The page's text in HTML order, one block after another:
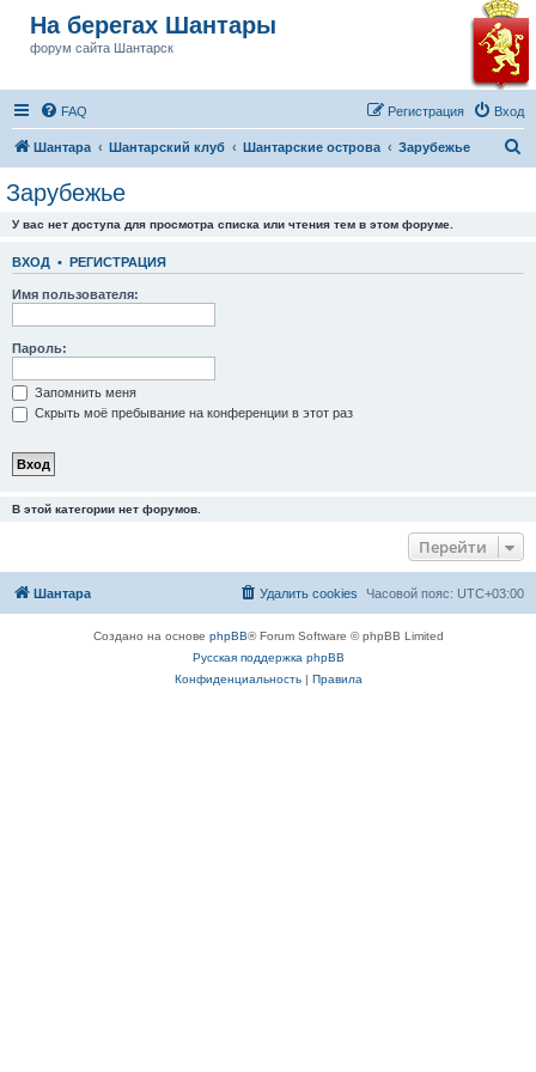
На берегах Шантары
форум сайта Шантарск
FAQ Вход
Регистрация
Шантара Шантарский клуб Шантарские острова Зарубежье
Зарубежье
У вас нет доступа для просмотра списка или чтения тем в этом форуме.
ВХОД • РЕГИСТРАЦИЯ
Имя пользователя:
Пароль:
Запомнить меня
Скрыть моё пребывание на конференции в этот раз
В этой категории нет форумов.
Перейти
Шантара Часовой пояс: UTC+03:00
Удалить cookies
Создано на основе phpBB® Forum Software © phpBB Limited
Русская поддержка phpBB
Конфиденциальность| Правила